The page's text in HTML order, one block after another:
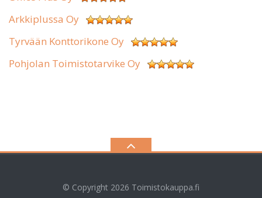
Arkkiplussa Oy
Tyrvään Konttorikone Oy
Pohjolan Toimistotarvike Oy
© Copyright 2026 Toimistokauppa.fi